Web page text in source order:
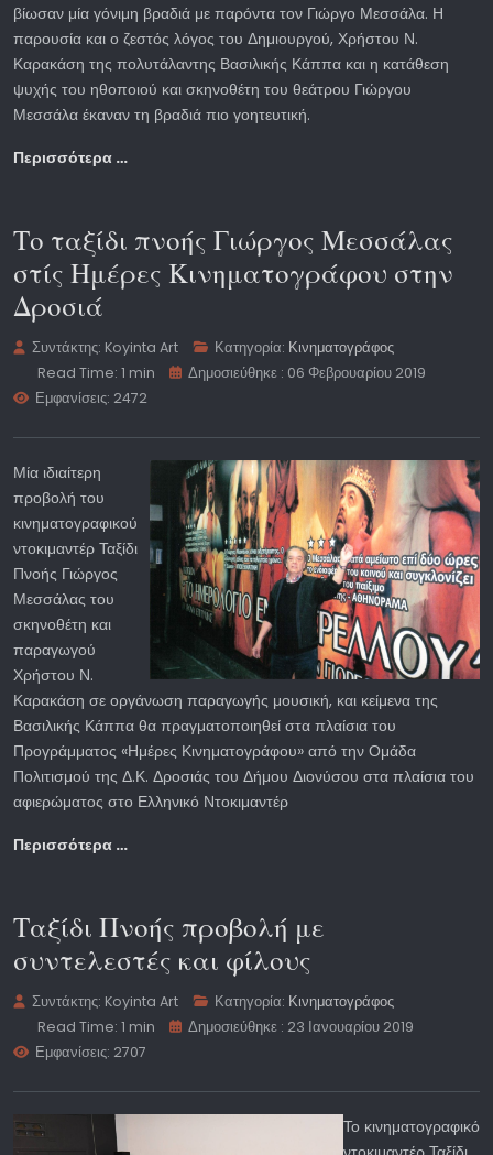
βίωσαν μία γόνιμη βραδιά με παρόντα τον Γιώργο Μεσσάλα. Η
παρουσία και ο ζεστός λόγος του Δημιουργού, Χρήστου Ν.
Καρακάση της πολυτάλαντης Βασιλικής Κάππα και η κατάθεση
ψυχής του ηθοποιού και σκηνοθέτη του θεάτρου Γιώργου
Μεσσάλα έκαναν τη βραδιά πιο γοητευτική.
Περισσότερα …
Το ταξίδι πνοής Γιώργος Μεσσάλας
στίς Ημέρες Κινηματογράφου στην
Δροσιά
Συντάκτης: Koyinta Art Κατηγορία: Κινηματογράφος
Read Time: 1 min
Δημοσιεύθηκε : 06 Φεβρουαρίου 2019
Εμφανίσεις: 2472
Μία ιδιαίτερη
προβολή του
κινηματογραφικού
ντοκιμαντέρ Ταξίδι
Πνοής Γιώργος
Μεσσάλας του
σκηνοθέτη και
παραγωγού
Χρήστου Ν.
Καρακάση σε οργάνωση παραγωγής μουσική, και κείμενα της
Βασιλικής Κάππα θα πραγματοποιηθεί στα πλαίσια του
Προγράμματος «Ημέρες Κινηματογράφου» από την Ομάδα
Πολιτισμού της Δ.Κ. Δροσιάς του Δήμου Διονύσου στα πλαίσια του
αφιερώματος στο Ελληνικό Ντοκιμαντέρ
Περισσότερα …
Ταξίδι Πνοής προβολή με
συντελεστές και φίλους
Συντάκτης: Koyinta Art Κατηγορία: Κινηματογράφος
Read Time: 1 min
Δημοσιεύθηκε : 23 Ιανουαρίου 2019
Εμφανίσεις: 2707
Το κινηματογραφικό